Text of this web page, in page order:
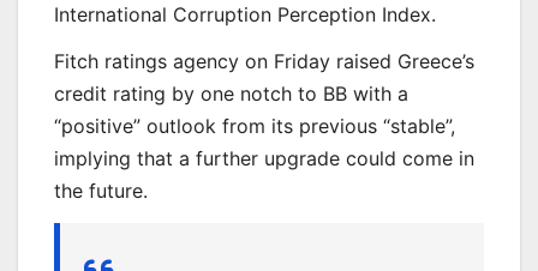
International Corruption Perception Index.
Fitch ratings agency on Friday raised Greece’s
credit rating by one notch to BB with a
“positive” outlook from its previous “stable”,
implying that a further upgrade could come in
the future.